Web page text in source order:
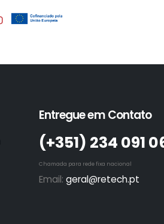
Entregue em Contato
(+351)­ 234 091
Chamada para rede fixa nacional
Email: geral@retech.pt